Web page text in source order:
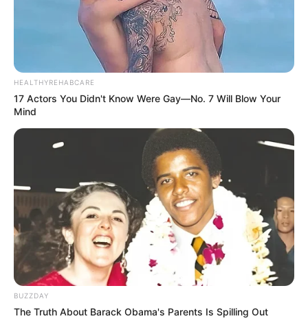
HEALTHYREHABCARE
17 Actors You Didn't Know Were Gay—No. 7 Will Blow Your
Mind
BUZZDAY
The Truth About Barack Obama's Parents Is Spilling Out